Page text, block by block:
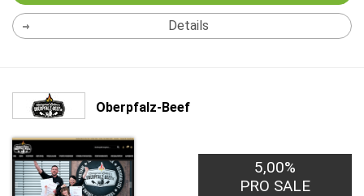
Details
Oberpfalz-Beef
5,00%
PRO SALE